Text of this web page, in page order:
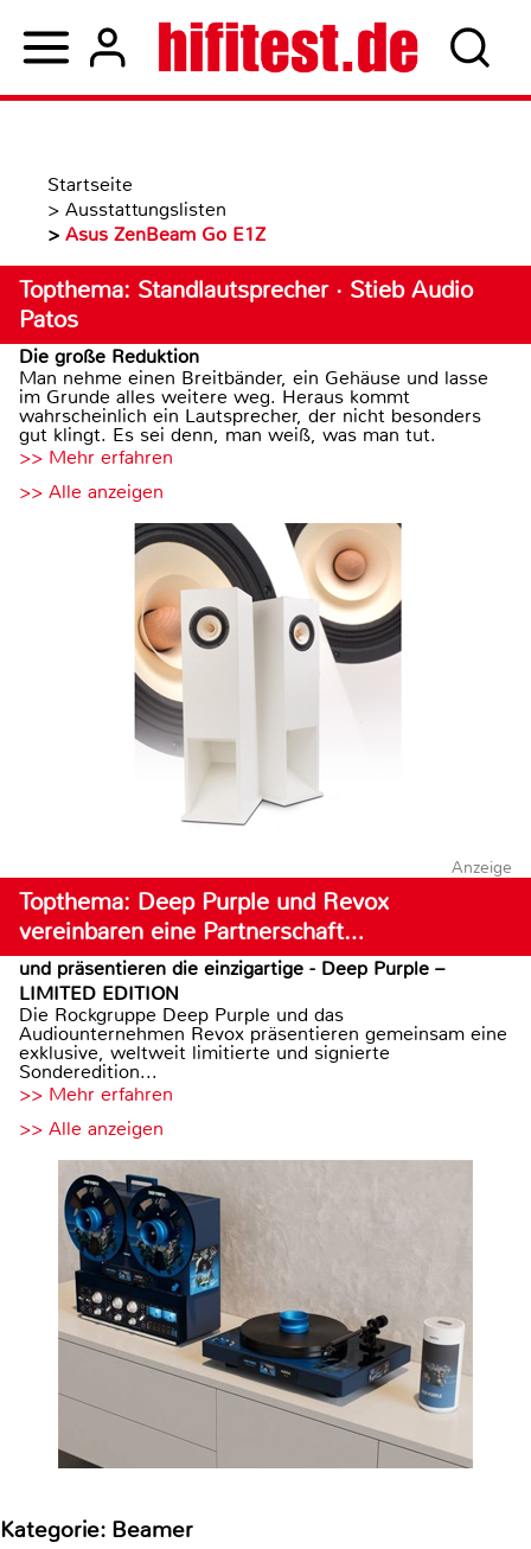
Startseite
> Ausstattungslisten
> Asus ZenBeam Go E1Z
Topthema: Standlautsprecher · Stieb Audio
Patos
Die große Reduktion
Man nehme einen Breitbänder, ein Gehäuse und lasse
im Grunde alles weitere weg. Heraus kommt
wahrscheinlich ein Lautsprecher, der nicht besonders
gut klingt. Es sei denn, man weiß, was man tut.
>> Mehr erfahren
>> Alle anzeigen
Anzeige
Topthema: Deep Purple und Revox
vereinbaren eine Partnerschaft…
und präsentieren die einzigartige - Deep Purple –
LIMITED EDITION
Die Rockgruppe Deep Purple und das
Audiounternehmen Revox präsentieren gemeinsam eine
exklusive, weltweit limitierte und signierte
Sonderedition...
>> Mehr erfahren
>> Alle anzeigen
Kategorie: Beamer